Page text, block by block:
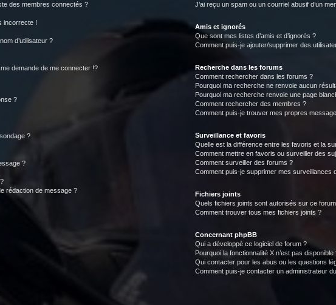
des membres connectés ?
incorrecte !
d’utilisateur ?
demande de me connecter !?
?
?
?
rédaction de message ?
J’ai reçu un spam ou un courriel abusif d’un
Amis et ignorés
Que sont mes listes d’amis et d’ignorés ?
Comment puis-je ajouter/supprimer des
Recherche dans les forums
Comment rechercher dans les forums ?
Pourquoi ma recherche ne renvoie aucun
Pourquoi ma recherche renvoie une page
Comment rechercher des membres ?
Comment puis-je trouver mes propres
Surveillance et favoris
Quelle est la différence entre les favoris et la
Comment mettre en favoris ou surveiller des
Comment surveiller des forums ?
Comment puis-je supprimer mes surveillances
Fichiers joints
Quels fichiers joints sont autorisés sur ce
Comment trouver tous mes fichiers joints ?
Concernant phpBB
Qui a développé ce logiciel de forum ?
Pourquoi la fonctionnalité X n’est pas disponible
Qui contacter pour les abus ou les questions
Comment puis-je contacter un administrateur